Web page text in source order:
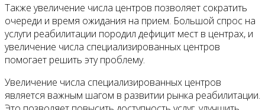
Также увеличение числа центров позволяет сократить
очереди и время ожидания на прием. Большой спрос на
услуги реабилитации породил дефицит мест в центрах, и
увеличение числа специализированных центров
помогает решить эту проблему.
Увеличение числа специализированных центров
является важным шагом в развитии рынка реабилитации.